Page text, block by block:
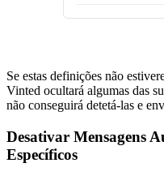
Se estas definições não
Vinted ocultará algumas das
não conseguirá detetá-las e
Desativar Mensagens
Específicos